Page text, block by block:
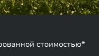
стоимостью*